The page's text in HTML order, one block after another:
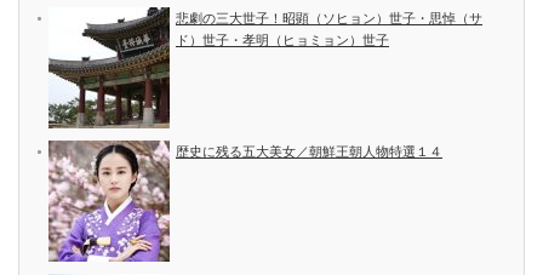
悲劇の三大世子！昭顕（ソヒョン）世子・思悼（サ
ド）世子・孝明（ヒョミョン）世子
歴史に残る五大美女／朝鮮王朝人物特選１４